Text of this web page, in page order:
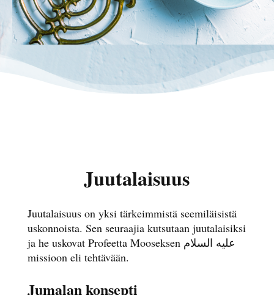
Juutalaisuus
Juutalaisuus on yksi tärkeimmistä seemiläisistä
uskonnoista. Sen seuraajia kutsutaan juutalaisiksi
ja he uskovat Profeetta Mooseksen علیه السلام
missioon eli tehtävään.
Jumalan konsepti